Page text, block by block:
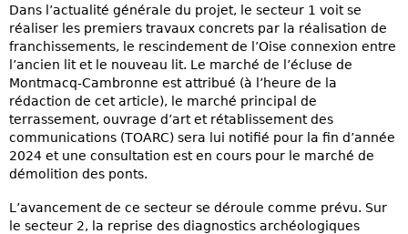
Dans l’actualité générale du projet, le secteur 1 voit se
réaliser les premiers travaux concrets par la réalisation de
franchissements, le rescindement de l’Oise connexion entre
l’ancien lit et le nouveau lit. Le marché de l’écluse de
Montmacq-Cambronne est attribué (à l’heure de la
rédaction de cet article), le marché principal de
terrassement, ouvrage d’art et rétablissement des
communications (TOARC) sera lui notifié pour la fin d’année
2024 et une consultation est en cours pour le marché de
démolition des ponts.
L’avancement de ce secteur se déroule comme prévu. Sur
le secteur 2, la reprise des diagnostics archéologiques